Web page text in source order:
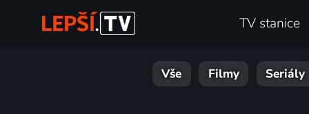
TV stanice
Vše Filmy Seriály